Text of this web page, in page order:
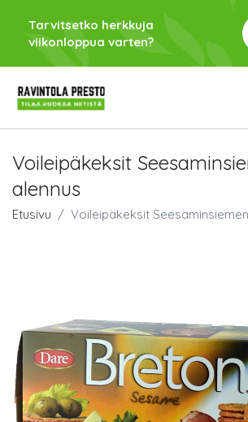
Tarvitsetko herkkuja
viikonloppua varten?
Voileipäkeksit
alennus
Etusivu Voileipäkeksit